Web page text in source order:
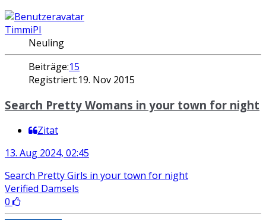
TimmiPI
Neuling
Beiträge:15
Registriert:19. Nov 2015
Search Pretty Womans in your town for night
Zitat
13. Aug 2024, 02:45
Search Pretty Girls in your town for night
Verified Damsels
0